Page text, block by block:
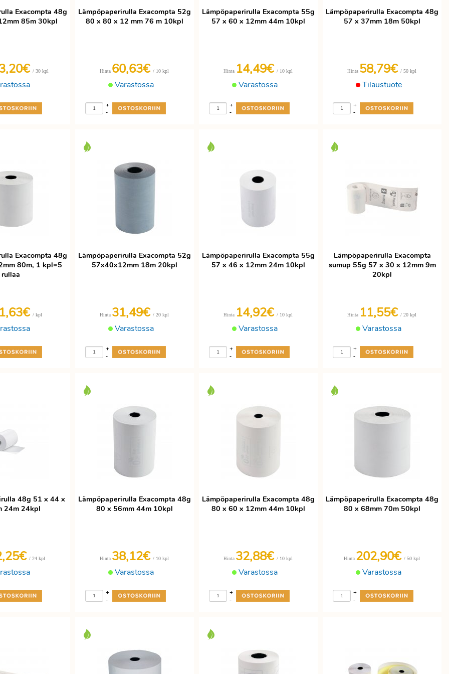
Exacompta 48g
85m 30kpl
/ 30 kpl
Lämpöpaperirulla Exacompta 52g
80 x 80 x 12 mm 76 m 10kpl
Varastossa
Hinta 60,63€/ 10 kpl
-
+
Lämpöpaperirulla Exacompta 55g
57 x 60 x 12mm 44m 10kpl
Varastossa
Hinta 14,49€/ 10 kpl
-
+
Lämpöpaperirulla Exacompta 48g
57 x 37mm 18m 50kpl
Tilaustuote
Hinta 58,79€/ 50 kpl
-
+
Exacompta 48g
80m, 1 kpl=5
rullaa
/ kpl
Lämpöpaperirulla Exacompta 52g
57x40x12mm 18m 20kpl
Varastossa
Hinta 31,49€/ 20 kpl
-
+
Lämpöpaperirulla Exacompta 55g
57 x 46 x 12mm 24m 10kpl
Varastossa
Hinta 14,92€/ 10 kpl
-
+
Lämpöpaperirulla Exacompta
sumup 55g 57 x 30 x 12mm 9m
20kpl
Varastossa
Hinta 11,55€/ 20 kpl
-
+
48g 51 x 44 x
24m 24kpl
/ 24 kpl
Lämpöpaperirulla Exacompta 48g
80 x 56mm 44m 10kpl
Varastossa
Hinta 38,12€/ 10 kpl
-
+
Lämpöpaperirulla Exacompta 48g
80 x 60 x 12mm 44m 10kpl
Varastossa
Hinta 32,88€/ 10 kpl
-
+
Lämpöpaperirulla Exacompta 48g
80 x 68mm 70m 50kpl
Varastossa
Hinta 202,90€/ 50 kpl
-
+